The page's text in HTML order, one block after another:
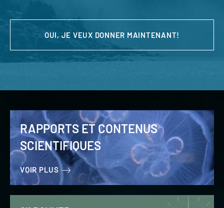
OUI, JE VEUX DONNER MAINTENANT!
RAPPORTS ET CONTENUS
SCIENTIFIQUES
VOIR PLUS